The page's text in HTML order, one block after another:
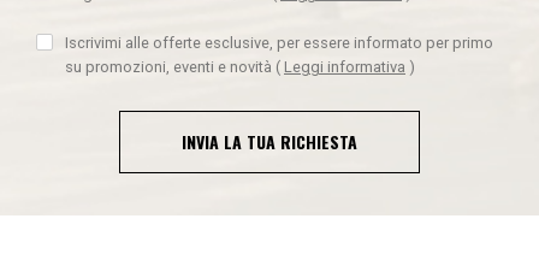
Iscrivimi alle offerte esclusive, per essere informato per primo
su promozioni, eventi e novità ( Leggi informativa )
INVIA LA TUA RICHIESTA